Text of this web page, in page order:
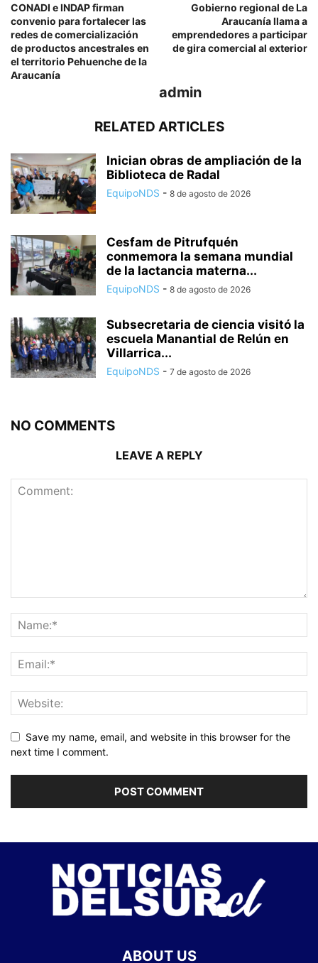
CONADI e INDAP firman
convenio para fortalecer las
redes de comercialización
de productos ancestrales en
el territorio Pehuenche de la
Araucanía
Gobierno regional de La
Araucanía llama a
emprendedores a participar
de gira comercial al exterior
admin
RELATED ARTICLES
Inician obras de ampliación de la
Biblioteca de Radal
EquipoNDS - 8 de agosto de 2026
Cesfam de Pitrufquén
conmemora la semana mundial
de la lactancia materna...
EquipoNDS - 8 de agosto de 2026
Subsecretaria de ciencia visitó la
escuela Manantial de Relún en
Villarrica...
EquipoNDS - 7 de agosto de 2026
NO COMMENTS
LEAVE A REPLY
Save my name, email, and website in this browser for the
next time I comment.
ABOUT US